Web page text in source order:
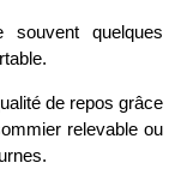
quelques
de repos grâce
relevable ou